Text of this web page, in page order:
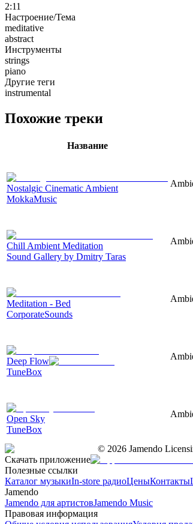
2:11
Настроение/Тема
meditative
abstract
Инструменты
strings
piano
Другие теги
instrumental
Похожие треки
Название
Nostalgic Cinematic Ambient
MokkaMusic
Chill Ambient Meditation
Sound Gallery by Dmitry Taras
Meditation - Bed
CorporateSounds
Deep Flow
TuneBox
Open Sky
TuneBox
© 2026 Jamendo
Скачать приложение
Полезные ссылки
Каталог музыкиIn-store радиоЦеныКонтакты
Jamendo
Jamendo для артистовJamendo Music
Правовая информация